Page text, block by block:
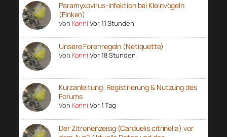
Paramyxovirus-Infektion bei Kleinvögeln
(Finken)
Von Konni Vor 11 Stunden
Unsere Forenregeln (Netiquette)
Von Konni Vor 18 Stunden
Kurzanleitung: Registrierung & Nutzung des
Forums
Von Konni Vor 1 Tag
Der Zitronenzeisig (Carduelis citrinella) vor